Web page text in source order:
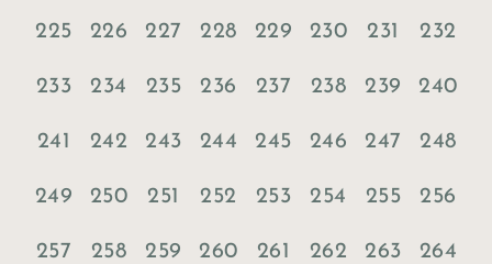
225 226 227 228 229 230 231 232
233 234 235 236 237 238 239 240
241 242 243 244 245 246 247 248
249 250 251 252 253 254 255 256
257 258 259 260 261 262 263 264